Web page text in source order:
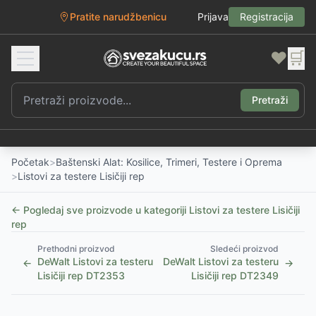
Pratite narudžbenicu Prijava Registracija
❤️ 🛒
Pretraži
Početak>Baštenski Alat: Kosilice, Trimeri, Testere i Oprema
>Listovi za testere Lisičiji rep
← Pogledaj sve proizvode u kategoriji Listovi za testere Lisičiji
rep
←
Prethodni proizvod
DeWalt Listovi za testeru
Lisičiji rep DT2353
Sledeći proizvod
DeWalt Listovi za testeru
Lisičiji rep DT2349
→